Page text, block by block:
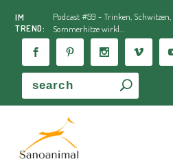
IM
TREND:
Podcast #59 - Trinken,
Sommerhitze wirkl...